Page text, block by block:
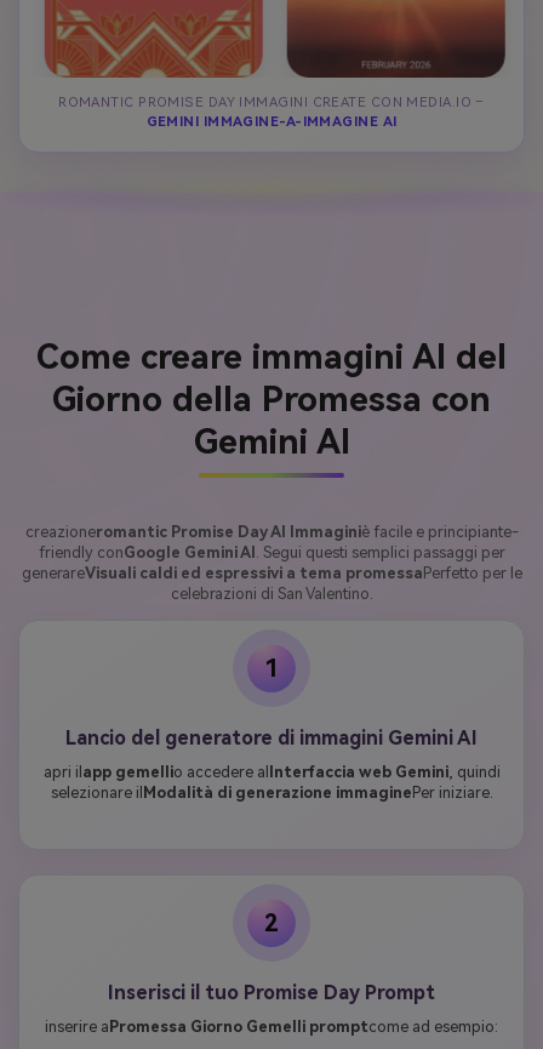
ROMANTIC PROMISE DAY IMMAGINI CREATE CON MEDIA.IO –
GEMINI IMMAGINE-A-IMMAGINE AI
Come creare immagini AI del
Giorno della Promessa con
Gemini AI
creazioneromantic Promise Day AI Immaginiè facile e principiante-
friendly conGoogle Gemini AI . Segui questi semplici passaggi per
generareVisuali caldi ed espressivi a tema promessa Perfetto per le
celebrazioni di San Valentino.
1
Lancio del generatore di immagini Gemini AI
apri il app gemellio accedere al Interfaccia web Gemini, quindi
selezionare il Modalità di generazione immagine Per iniziare.
2
Inserisci il tuo Promise Day Prompt
inserire a Promessa Giorno Gemelli promptcome ad esempio: